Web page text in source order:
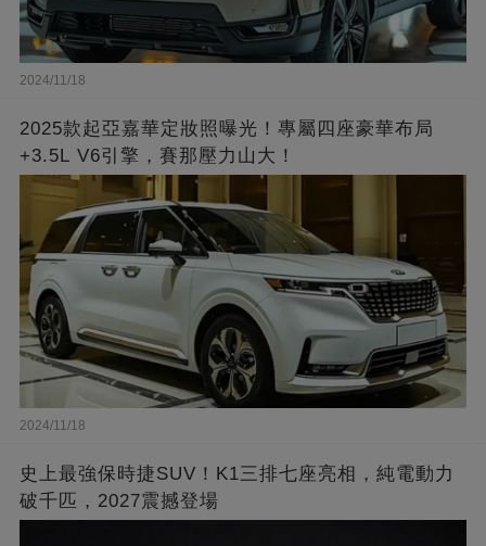
2024/11/18
2025款起亞嘉華定妝照曝光！專屬四座豪華布局
+3.5L V6引擎，賽那壓力山大！
2024/11/18
史上最強保時捷SUV！K1三排七座亮相，純電動力
破千匹，2027震撼登場